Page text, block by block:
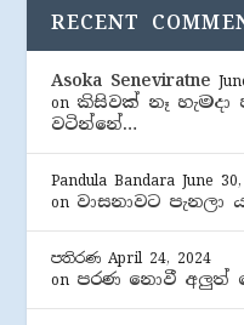
RECENT
Asoka Seneviratne
on කිසිවක් නෑ
වටින්නේ…
Pandula Bandara June
on වාසනාවට පැනලා
පතිරණ April 24, 2024
on පරණ නොවී අලුත්